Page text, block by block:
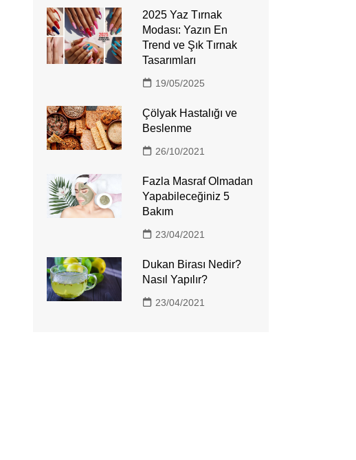
2025 Yaz Tırnak
Modası: Yazın En
Trend ve Şık Tırnak
Tasarımları
19/05/2025
Çölyak Hastalığı ve
Beslenme
26/10/2021
Fazla Masraf Olmadan
Yapabileceğiniz 5
Bakım
23/04/2021
Dukan Birası Nedir?
Nasıl Yapılır?
23/04/2021